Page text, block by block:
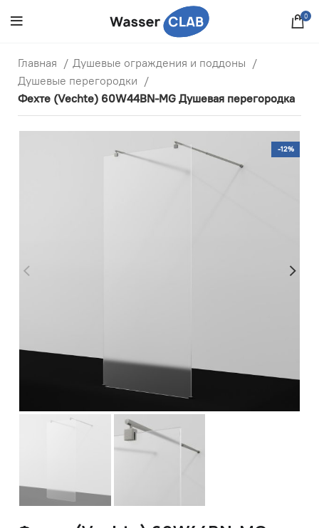
0
Главная
Душевые ограждения и поддоны
Душевые перегородки
Фехте (Vechte) 60W44BN-MG Душевая перегородка
-12%